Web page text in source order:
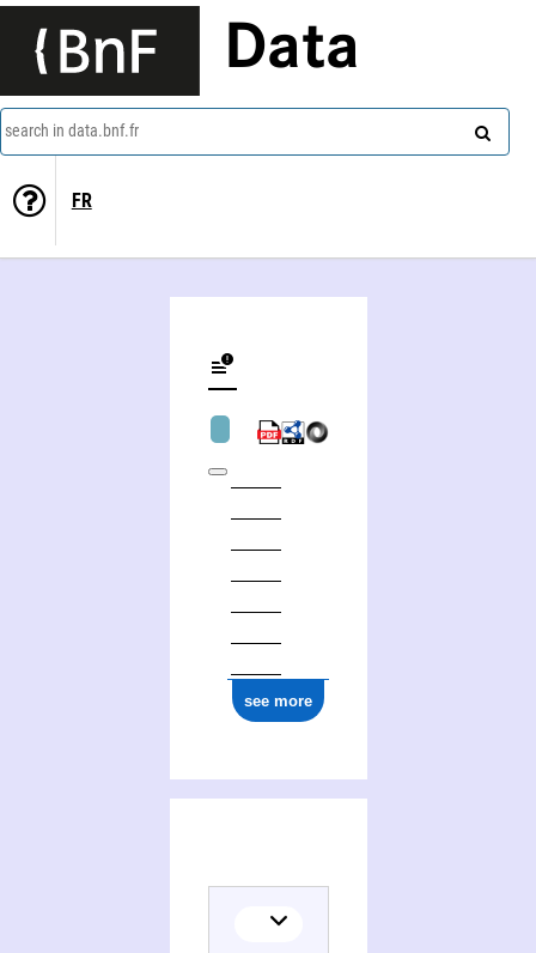
Data
search in data.bnf.fr
FR
see more